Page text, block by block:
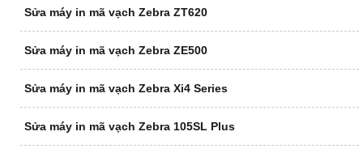
Sửa máy in mã vạch Zebra ZT620
Sửa máy in mã vạch Zebra ZE500
Sửa máy in mã vạch Zebra Xi4 Series
Sửa máy in mã vạch Zebra 105SL Plus